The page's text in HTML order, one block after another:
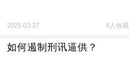
2025-03-27 4人收藏
如何遏制刑讯逼供？